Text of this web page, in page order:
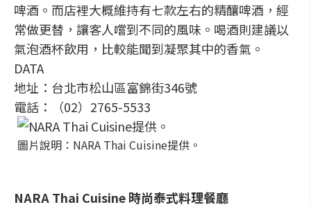
啤酒。而店裡大概維持有七款左右的精釀啤酒，經
常做更替，讓客人嚐到不同的風味。喝酒則建議以
氣泡酒杯飲用，比較能聞到凝聚其中的香氣。
DATA
地址：台北市松山區富錦街346號
電話：（02）2765-5533
圖片說明：NARA Thai Cuisine提供。
NARA Thai Cuisine 時尚泰式料理餐廳